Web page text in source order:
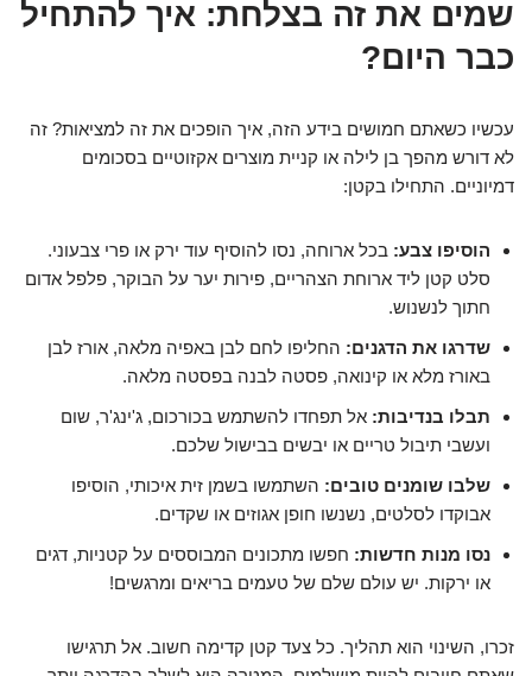
שמים את זה בצלחת: איך להתחיל
כבר היום?
עכשיו כשאתם חמושים בידע הזה, איך הופכים את זה למציאות? זה
לא דורש מהפך בן לילה או קניית מוצרים אקזוטיים בסכומים
דמיוניים. התחילו בקטן:
הוסיפו צבע: בכל ארוחה, נסו להוסיף עוד ירק או פרי צבעוני.
סלט קטן ליד ארוחת הצהריים, פירות יער על הבוקר, פלפל אדום
חתוך לנשנוש.
שדרגו את הדגנים: החליפו לחם לבן באפיה מלאה, אורז לבן
באורז מלא או קינואה, פסטה לבנה בפסטה מלאה.
תבלו בנדיבות: אל תפחדו להשתמש בכורכום, ג'ינג'ר, שום
ועשבי תיבול טריים או יבשים בבישול שלכם.
שלבו שומנים טובים: השתמשו בשמן זית איכותי, הוסיפו
אבוקדו לסלטים, נשנשו חופן אגוזים או שקדים.
נסו מנות חדשות: חפשו מתכונים המבוססים על קטניות, דגים
או ירקות. יש עולם שלם של טעמים בריאים ומרגשים!
זכרו, השינוי הוא תהליך. כל צעד קטן קדימה חשוב. אל תרגישו